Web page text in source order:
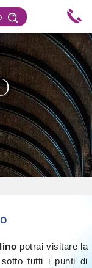
potrai visitare la
tutti i punti di